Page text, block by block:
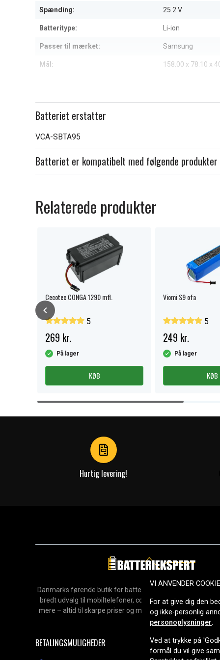
Spænding: 25.2 V
Batteritype: Li-ion
Passer til mærket: Samsung
Mål: 158.00 x 78.10 x
Batteriet erstatter
VCA-SBTA95
Batteriet er kompatibelt med følgende produkter
Relaterede produkter
Cecotec CONGA 1290 mfl.
5
269 kr.
På lager
KØB
Viomi S9 ofa
5
249 kr.
På lager
KØB
Item
Hurtig levering!
Danmarks førende butik for batterier, opladere og
bredt udvalg til mobiltelefoner, computere, værktøj,
mere – altid til skarpe priser og med hurtig levering.
2006.
BETALINGSMULIGHEDER
VI ANVENDER
For at give dig den
og ikke-personlig
personoplysninger.
Ved at trykke på
formål du vil give